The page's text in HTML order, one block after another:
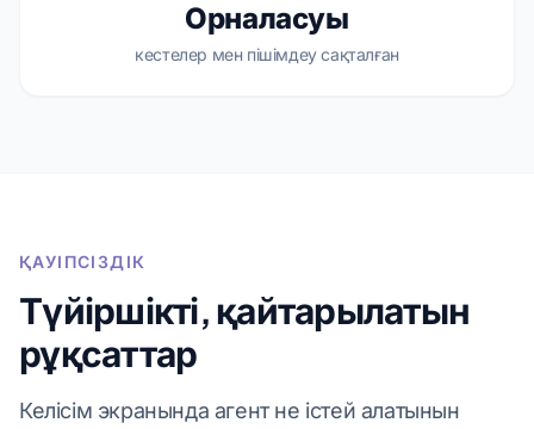
Орналасуы
кестелер мен пішімдеу сақталған
ҚАУІПСІЗДІК
Түйіршікті, қайтарылатын
рұқсаттар
Келісім экранында агент не істей алатынын